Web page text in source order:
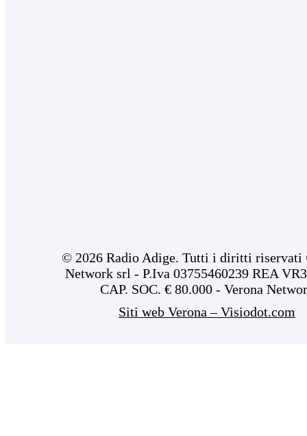
© 2026 Radio Adige. Tutti i diritti riservati
Network srl - P.Iva 03755460239 REA
CAP. SOC. € 80.000 - Verona
Siti web Verona – Visiodot.com